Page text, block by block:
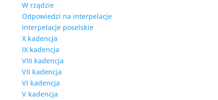
W rządzie
Odpowiedzi na interpelacje
Interpelacje poselskie
X kadencja
IX kadencja
VIII kadencja
VII kadencja
VI kadencja
V kadencja